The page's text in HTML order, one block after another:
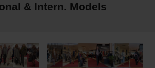
& Intern. Models